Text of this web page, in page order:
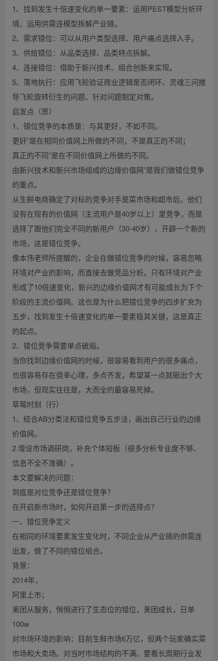
1、找到发生十倍速变化的单一要素：运用PEST模型分析环
境、运用供需连模型拆解产业链。
2、需求错位：可以从用户类型选择、用户痛点选择入手。
3、供给错位：从品类选择、品类特点拆解。
4、连接错位：借助于新兴技术、组合创新来实现。
5、落地执行：应用飞轮验证商业逻辑是否闭环、灵魂三问推
导飞轮旋转衍生的问题、针对问题制定对策。
启发点（思）
1、错位竞争的本质是：与其更好，不如不同。
更好”是在相同价值网上所做的不同，不是真正的不同；
真正的不同”是在不同价值网上所做的不同。
由新兴技术和新兴市场组成的边缘价值网”是我们做错位竞争
的重点。
从生鲜电商确定了对标的竞争对手是菜市场和超市后，他们
没有在现有的价值网（主流用户是40岁以上）里竞争，而是
选择了跟他们完全不同的新用户（30-40岁），开辟一个新的
市场，这是错位竞争。
像本伟老师所提醒的，企业在做错位竞争的时候，容易忽略
环境对产业的影响，而直接去做竞品分析。只有环境对产业
形成了10倍速变化，新兴的边缘价值网才有可能成长为下个
阶段的主流价值网。这也是为什么把错位竞争的四步扩充为
五步，找到发生十倍速变化的单一要素极其关键，这是真正
的起点。
2、错位竞争需要单点破局。
当你找到边缘价值网的时候，很容易看到用户的很多痛点，
也很容易存在侥幸心理，多点齐发，希望某一点就砸出个大
市场，但现实往往是，大而全的最容易死掉。
草莓时刻（行）
1、结合AB分类法和错位竞争五步法，画出自己行业的边缘
价值网。
2.增设市场调研岗，补充个体短板（很多分析专业度不够、
信息不全不准确）。
本文要解决的问题：
到底是对位竞争还是错位竞争？
在开启新市场时，如何开启第一步的选择点？
一、错位竞争定义
在相同的环境要素发生变化时，不同企业从产业链的供需连
出发，做了不同的错位组合。
背景：
2014年，
阿里上市；
美团从服务，悄悄进行了生态位的错位，美团成长，日单
100w
对市场环境的影响：目前生鲜市场6万亿，但两个玩家确实菜
市场和大卖场。对当时市场结构的不满。要看长周期行业发